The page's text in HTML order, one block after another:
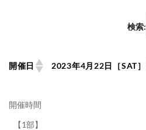
検索:
開催日 2023年4月22日［SAT］
開催時間
【1部】